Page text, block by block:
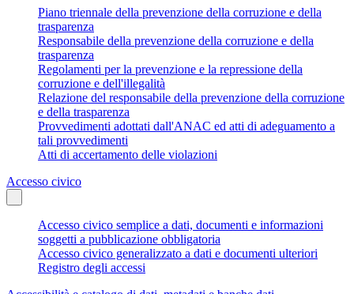
Piano triennale della prevenzione della corruzione e della
trasparenza
Responsabile della prevenzione della corruzione e della
trasparenza
Regolamenti per la prevenzione e la repressione della
corruzione e dell'illegalità
Relazione del responsabile della prevenzione della corruzione
e della trasparenza
Provvedimenti adottati dall'ANAC ed atti di adeguamento a
tali provvedimenti
Atti di accertamento delle violazioni
Accesso civico
Accesso civico semplice a dati, documenti e informazioni
soggetti a pubblicazione obbligatoria
Accesso civico generalizzato a dati e documenti ulteriori
Registro degli accessi